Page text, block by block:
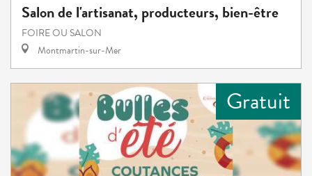
Salon de l'artisanat, producteurs, bien-être
FOIRE OU SALON
Montmartin-sur-Mer
Gratuit